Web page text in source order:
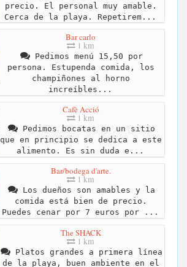
precio. El personal muy amable.
Cerca de la playa. Repetirem...
Bar carlo
1 km
Pedimos menú 15,50 por
persona. Estupenda comida, los
champiñones al horno
increíbles...
Cafè Acció
1 km
Pedimos bocatas en un sitio
que en principio se dedica a este
alimento. Es sin duda e...
Bar/bodega d'arte.
1 km
Los dueños son amables y la
comida está bien de precio.
Puedes cenar por 7 euros por ...
The SHACK
1 km
Platos grandes a primera línea
de la playa, buen ambiente en el